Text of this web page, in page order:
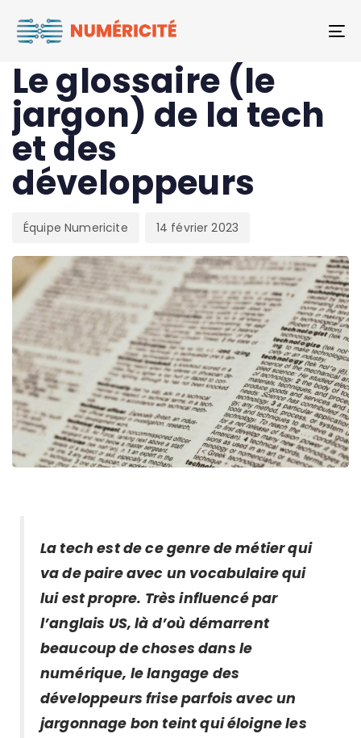
IN:
TECH
Le glossaire (le
jargon) de la tech
et des
développeurs
Équipe Numericite
on:
14 février 2023
La tech est de ce genre de métier qui
va de paire avec un vocabulaire qui
lui est propre. Très influencé par
l’anglais US, là d’où démarrent
beaucoup de choses dans le
numérique, le langage des
développeurs frise parfois avec un
jargonnage bon teint qui éloigne les